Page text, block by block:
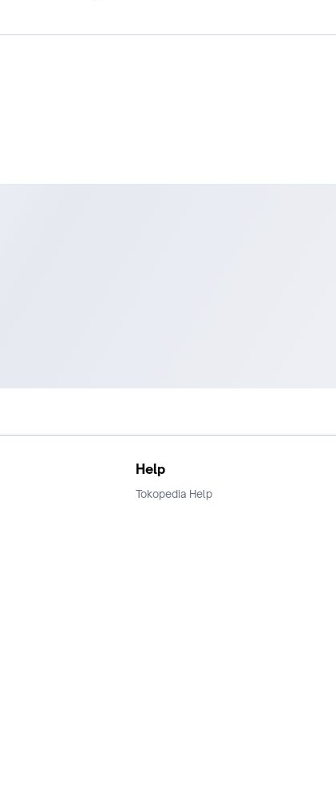
Help
Tokopedia Help